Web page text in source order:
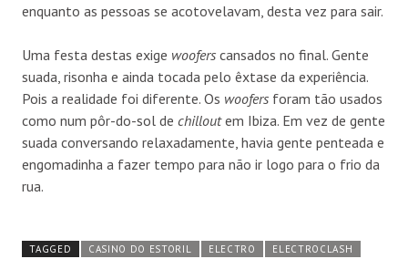
enquanto as pessoas se acotovelavam, desta vez para sair.
Uma festa destas exige woofers cansados no final. Gente
suada, risonha e ainda tocada pelo êxtase da experiência.
Pois a realidade foi diferente. Os woofers foram tão usados
como num pôr-do-sol de chilloutem Ibiza. Em vez de gente
suada conversando relaxadamente, havia gente penteada e
engomadinha a fazer tempo para não ir logo para o frio da
rua.
TAGGED CASINO DO ESTORIL ELECTRO
ELECTROCLASH